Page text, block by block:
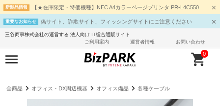
新製品情報 【★在庫限定・特価機種】NEC A4カラーページプリンタ PR-L4C550
重要なお知らせ 偽サイト、詐欺サイト、フィッシングサイトにご注意ください
三谷商事株式会社の運営する 法人向け IT総合通販サイト
ご利用案内
運営者情報 お問い合わせ
0
全商品 オフィス・DX周辺機器 オフィス備品 各種ケーブル